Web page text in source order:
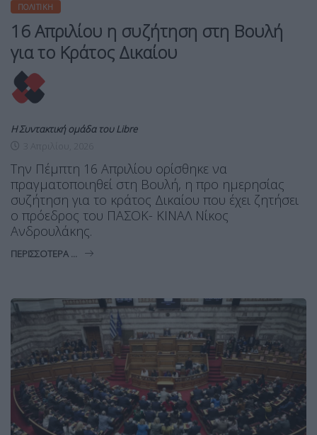
ΠΟΛΙΤΙΚΉ
16 Απριλίου η συζήτηση στη Βουλή
για το Κράτος Δικαίου
Η Συντακτική ομάδα του Libre
Την Πέμπτη 16 Απριλίου ορίσθηκε να
πραγματοποιηθεί στη Βουλή, η προ ημερησίας
συζήτηση για το κράτος Δικαίου που έχει ζητήσει
ο πρόεδρος του ΠΑΣΟΚ- ΚΙΝΑΛ Νίκος
Ανδρουλάκης.
ΠΕΡΙΣΣΌΤΕΡΑ ...